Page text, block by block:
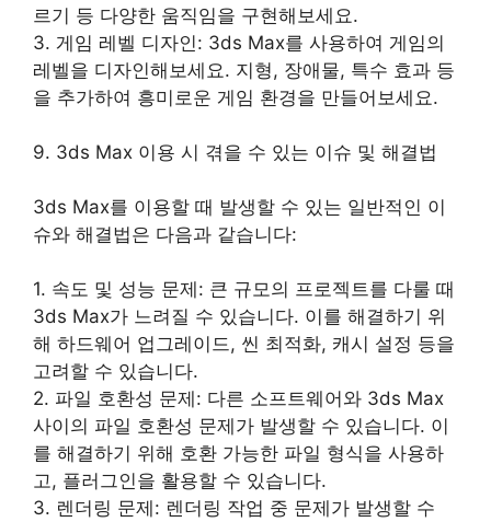
르기 등 다양한 움직임을 구현해보세요.
3. 게임 레벨 디자인: 3ds Max를 사용하여 게임의
레벨을 디자인해보세요. 지형, 장애물, 특수 효과 등
을 추가하여 흥미로운 게임 환경을 만들어보세요.
9. 3ds Max 이용 시 겪을 수 있는 이슈 및 해결법
3ds Max를 이용할 때 발생할 수 있는 일반적인 이
슈와 해결법은 다음과 같습니다:
1. 속도 및 성능 문제: 큰 규모의 프로젝트를 다룰 때
3ds Max가 느려질 수 있습니다. 이를 해결하기 위
해 하드웨어 업그레이드, 씬 최적화, 캐시 설정 등을
고려할 수 있습니다.
2. 파일 호환성 문제: 다른 소프트웨어와 3ds Max
사이의 파일 호환성 문제가 발생할 수 있습니다. 이
를 해결하기 위해 호환 가능한 파일 형식을 사용하
고, 플러그인을 활용할 수 있습니다.
3. 렌더링 문제: 렌더링 작업 중 문제가 발생할 수